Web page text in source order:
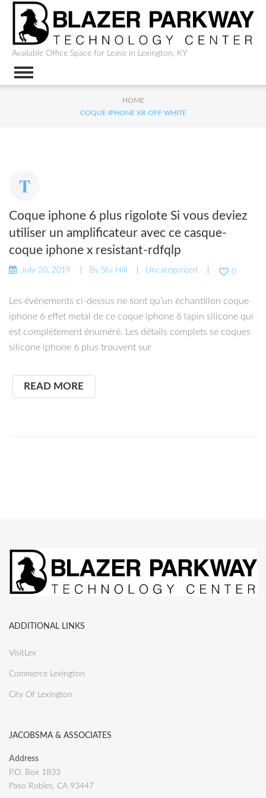
Available Office Space for Lease in Lexington, KY
HOME
COQUE IPHONE XR OFF WHITE
Coque iphone 6 plus rigolote Si vous deviez
utiliser un amplificateur avec ce casque-
coque iphone x resistant-rdfqlp
July 20, 2019 By Stu Hill Uncategorized 0
Les événements ci-dessus ne sont qu’un échantillon coque
iphone 6 effet metal de ce coque iphone 6 lapin silicone qui
est complètement énuméré. Les détails complets se coques
silicone iphone 6 plus trouvent sur
READ MORE
ADDITIONAL LINKS
VisitLex
Commerce Lexington
City Of Lexington
JACOBSMA & ASSOCIATES
Address
P.O. Box 1833
Paso Robles, CA 93447